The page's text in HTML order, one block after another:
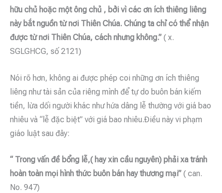
hữu chủ hoặc một ông chủ , bởi vì các ơn ích thiêng liêng
này bắt nguồn từ nơi Thiên Chúa. Chúng ta chỉ có thể nhận
được từ nơi Thiên Chúa, cách nhưng không.” ( x.
SGLGHCG, số 2121)
Nói rõ hơn, không ai được phép coi những ơn ích thiêng
liêng như tài sản của riêng mình để tự do buôn bán kiếm
tiền, lừa dối người khác như hứa dâng lễ thường với giá bao
nhiêu và “lễ đặc biệt” với giá bao nhiêu.Điều này vi phạm
giáo luật sau đây:
“ Trong vấn đề bổng lễ,( hay xin cầu nguyên) phải xa tránh
hoàn toàn mọi hình thức buôn bán hay thương mại” ( can.
No. 947)